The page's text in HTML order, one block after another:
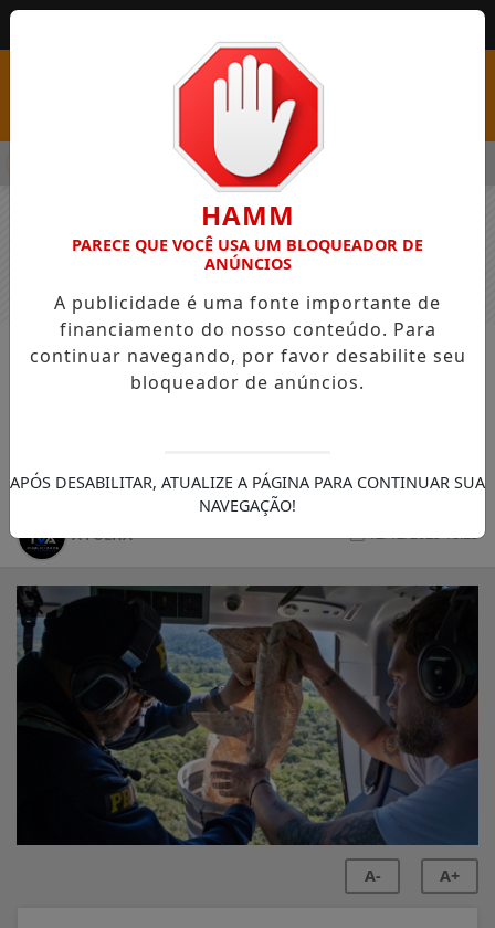
COM VAGAS EM SEIS FUNÇÕES E SALÁRIOS QUE CHEGAM A
NOTÍCIAS GERAL
Deputado Goura comemora
A FOLHA 12/12/2025 18:23
A- A+
HAMM
PARECE QUE VOCÊ USA UM BLOQUEADOR DE
ANÚNCIOS
A publicidade é uma fonte importante de
financiamento do nosso conteúdo. Para
continuar navegando, por favor desabilite seu
bloqueador de anúncios.
APÓS DESABILITAR, ATUALIZE A PÁGINA PARA CONTINUAR SUA
NAVEGAÇÃO!